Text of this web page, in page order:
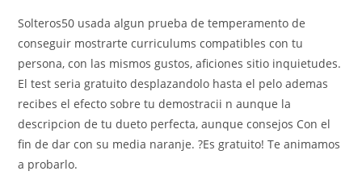
Solteros50 usada algun prueba de temperamento de
conseguir mostrarte curriculums compatibles con tu
persona, con las mismos gustos, aficiones sitio inquietudes.
El test seri­a gratuito desplazandolo hasta el pelo ademas
recibes el efecto sobre tu demostracii n aunque la
descripcion de tu dueto perfecta, aunque consejos Con el
fin de dar con su media naranje. ?Es gratuito! Te animamos
a probarlo.